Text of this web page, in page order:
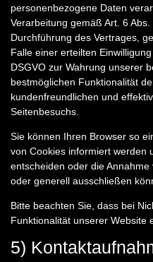
personenbezogene Daten
Verarbeitung gemäß Art. 6
Durchführung des Vertrages,
Falle einer erteilten
DSGVO zur Wahrung unserer
bestmöglichen Funktionalität
kundenfreundlichen und
Seitenbesuchs.
Sie können Ihren Browser so
von Cookies informiert werden
entscheiden oder die
oder generell ausschließen
Bitte beachten Sie, dass bei
Funktionalität unserer Website
5)